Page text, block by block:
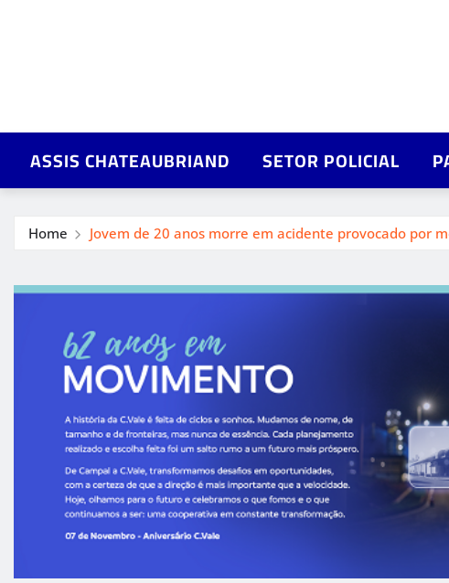
ASSIS CHATEAUBRIAND SETOR POLICIAL
Home Jovem de 20 anos morre em acidente provocado por